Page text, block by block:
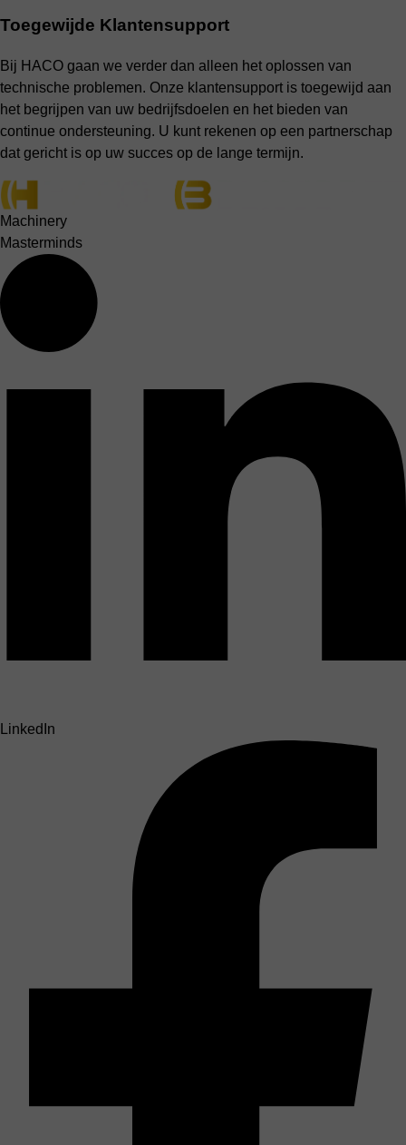
Toegewijde Klantensupport
Bij HACO gaan we verder dan alleen het oplossen van
technische problemen. Onze klantensupport is toegewijd aan
het begrijpen van uw bedrijfsdoelen en het bieden van
continue ondersteuning. U kunt rekenen op een partnerschap
dat gericht is op uw succes op de lange termijn.
Machinery
Masterminds
LinkedIn